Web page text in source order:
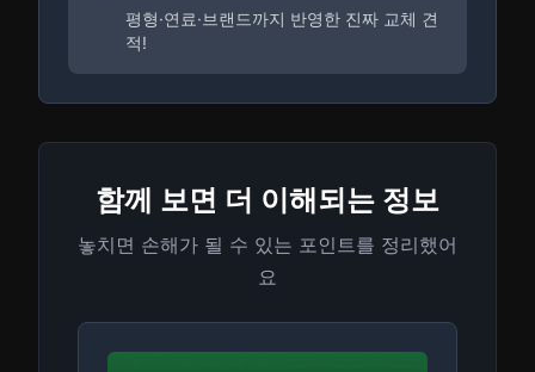
평형·연료·브랜드까지 반영한 진짜 교체 견
적!
함께 보면 더 이해되는 정보
놓치면 손해가 될 수 있는 포인트를 정리했어
요